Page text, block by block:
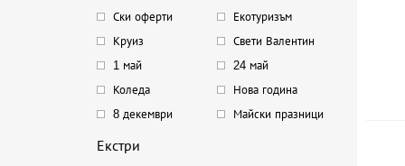
Ски оферти
Екотуризъм
Круиз
Свети Валентин
1 май
24 май
Коледа
Нова година
8 декември
Майски празници
Екстри